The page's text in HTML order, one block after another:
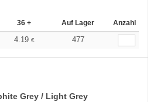
36 + Auf Lager Anzahl
4.19 € 477
Grey / Light Grey